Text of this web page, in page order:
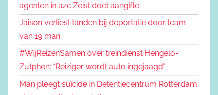
agenten in azc Zeist doet aangifte
Jaison verliest tanden bij deportatie door team
van 19 man
#WijReizenSamen over treindienst Hengelo-
Zutphen: “Reiziger wordt auto ingejaagd”
Man pleegt suïcide in Detentiecentrum Rotterdam